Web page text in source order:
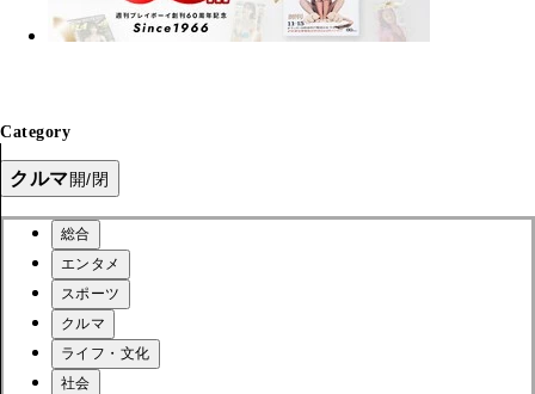
Category
クルマ開/閉
総合
エンタメ
スポーツ
クルマ
ライフ・文化
社会